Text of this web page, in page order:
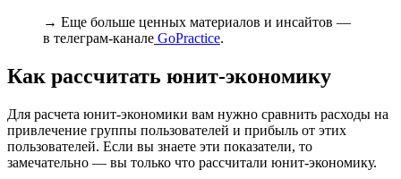
→ Еще больше ценных материалов и инсайтов —
в телеграм-канале GoPractice.
Как рассчитать юнит-экономику
Для расчета юнит-экономики вам нужно сравнить расходы на
привлечение группы пользователей и прибыль от этих
пользователей. Если вы знаете эти показатели, то
замечательно — вы только что рассчитали юнит-экономику.